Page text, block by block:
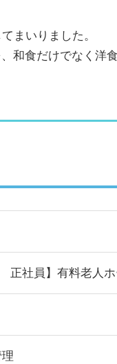
まいりました。
和食だけでなく洋
社員】有料老人